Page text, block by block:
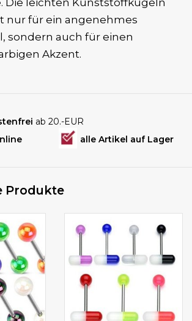
Die leichten Kunststoffkugeln
nur für ein angenehmes
sondern auch für einen
Akzent.
ab 20.-EUR
alle Artikel auf Lager
Produkte